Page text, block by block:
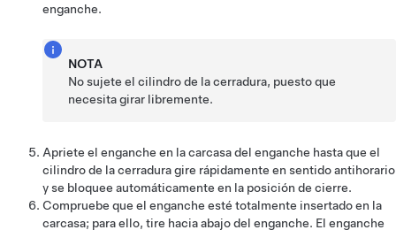
enganche.
NOTA
No sujete el cilindro de la cerradura, puesto que
necesita girar libremente.
Apriete el enganche en la carcasa del enganche hasta que el
cilindro de la cerradura gire rápidamente en sentido antihorario
y se bloquee automáticamente en la posición de cierre.
Compruebe que el enganche esté totalmente insertado en la
carcasa; para ello, tire hacia abajo del enganche. El enganche